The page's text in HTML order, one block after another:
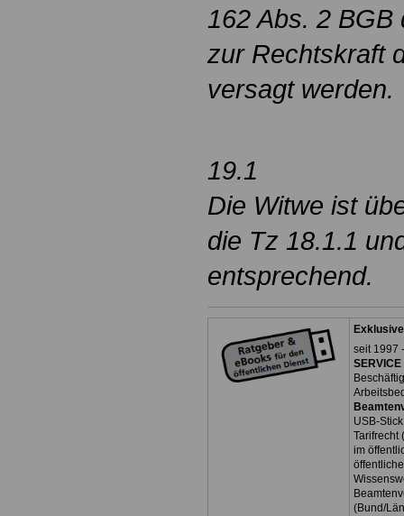
162 Abs. 2 BGB
zur Rechtskraft
versagt werden.
19.1
Die Witwe ist
die Tz 18.1.1
entsprechend.
seit 1997
USB-
Tarifrecht
im
(Bund/